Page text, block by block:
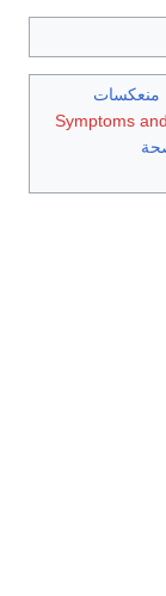
منعكسات
Symptoms